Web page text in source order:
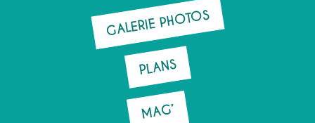
GALERIE PHOTOS
PLANS
MAG’